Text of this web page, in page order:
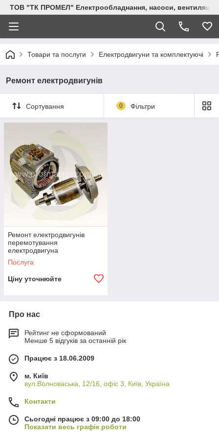
ТОВ "ТК ПРОМЕЛ" Електрообладнання, насоси, вентиляція,
Товари та послуги Електродвигуни та комплектуючі
Ремонт електродвигунів
Сортування 0 Фільтри
Ремонт електродвигунів
перемотування
електродвигуна
Послуга
Ціну уточнюйте
Про нас
Рейтинг не сформований
Менше 5 відгуків за останній рік
Працює з 18.06.2009
м. Київ
вул.Волноваська, 12/16, офіс 3, Київ, Україна
Контакти
Сьогодні працює з 09:00 до 18:00
Показати весь графік роботи